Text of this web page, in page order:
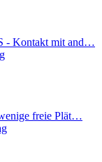
- Kontakt mit and…
freie Plät…